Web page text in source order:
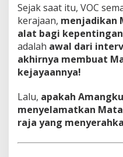
Sejak saat itu, VOC
kerajaan, menjadikan
alat bagi
adalah awal dari
akhirnya membuat
kejayaannya!
Lalu, apakah
menyelamatkan
raja yang